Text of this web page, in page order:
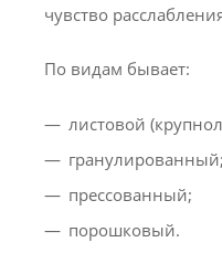
чувство
По видам бывает:
листовой
гранулированный;
прессованный;
порошковый.